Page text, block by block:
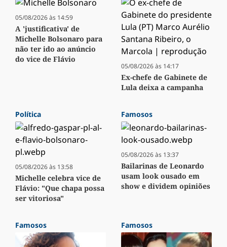
05/08/2026 às 14:59
A 'justificativa' de
Michelle Bolsonaro para
não ter ido ao anúncio
do vice de Flávio
05/08/2026 às 14:17
Ex-chefe de Gabinete de
Lula deixa a campanha
Política
05/08/2026 às 13:58
Michelle celebra vice de
Flávio: "Que chapa possa
ser vitoriosa"
Famosos
05/08/2026 às 13:37
Bailarinas de Leonardo
usam look ousado em
show e dividem opiniões
Famosos Famosos